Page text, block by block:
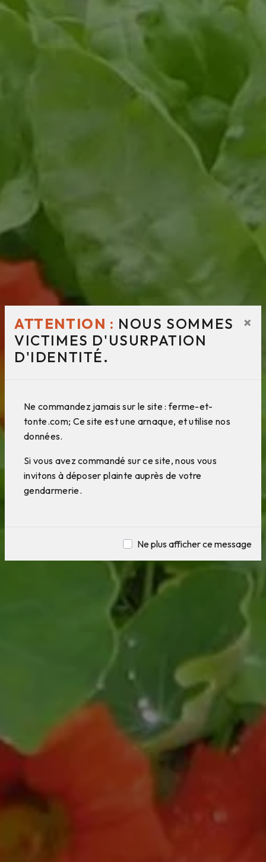
ATTENTION : NOUS SOMMES
VICTIMES D'USURPATION
D'IDENTITÉ.
×
Ne commandez jamais sur le site : ferme-et-
tonte.com; Ce site est une arnaque, et utilise nos
données.
Si vous avez commandé sur ce site, nous vous
invitons à déposer plainte auprès de votre
gendarmerie.
Ne plus afficher ce message